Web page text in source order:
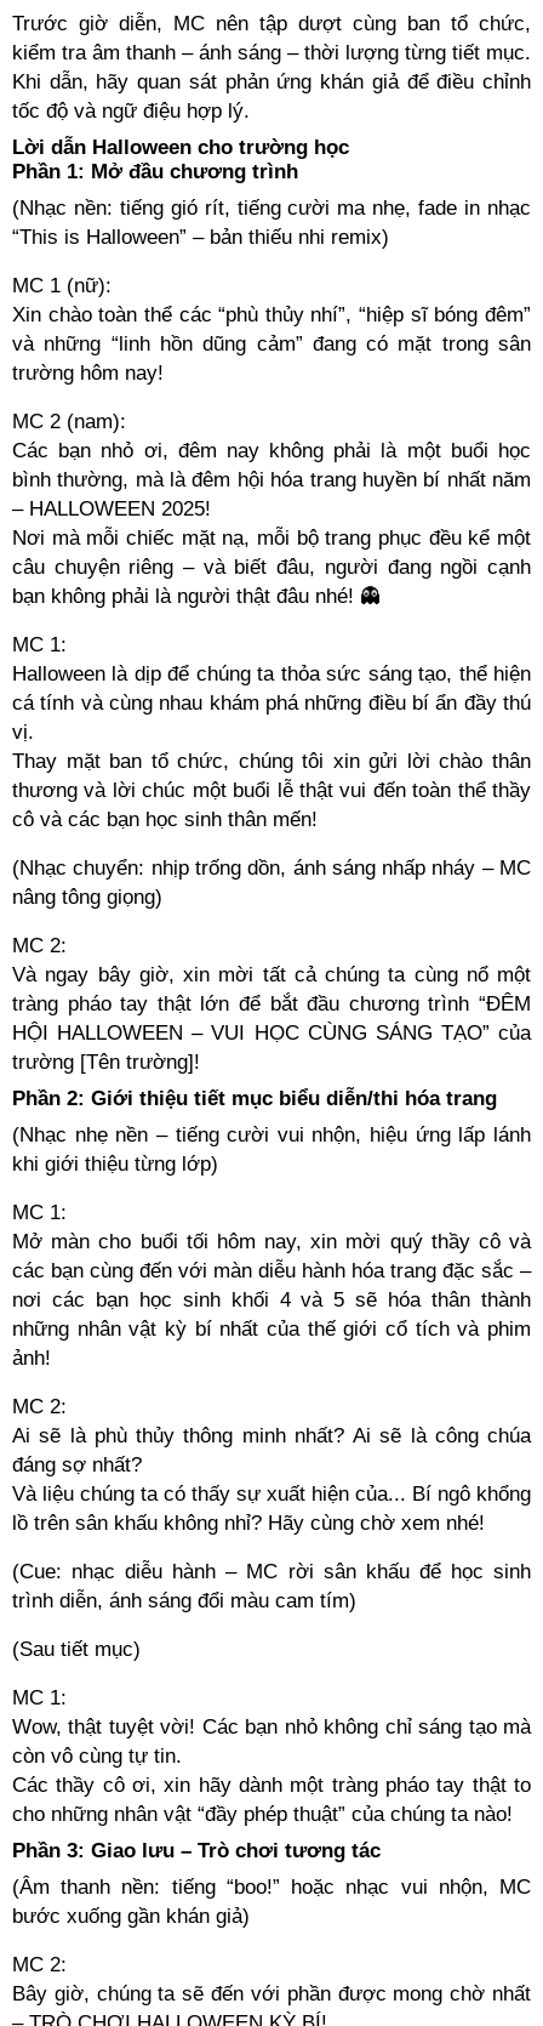
Trước giờ diễn, MC nên tập dượt cùng ban tổ chức,
kiểm tra âm thanh – ánh sáng – thời lượng từng tiết mục.
Khi dẫn, hãy quan sát phản ứng khán giả để điều chỉnh
tốc độ và ngữ điệu hợp lý.
Lời dẫn Halloween cho trường học
Phần 1: Mở đầu chương trình
(Nhạc nền: tiếng gió rít, tiếng cười ma nhẹ, fade in nhạc
“This is Halloween” – bản thiếu nhi remix)
MC 1 (nữ):
Xin chào toàn thể các “phù thủy nhí”, “hiệp sĩ bóng đêm”
và những “linh hồn dũng cảm” đang có mặt trong sân
trường hôm nay!
MC 2 (nam):
Các bạn nhỏ ơi, đêm nay không phải là một buổi học
bình thường, mà là đêm hội hóa trang huyền bí nhất năm
– HALLOWEEN 2025!
Nơi mà mỗi chiếc mặt nạ, mỗi bộ trang phục đều kể một
câu chuyện riêng – và biết đâu, người đang ngồi cạnh
bạn không phải là người thật đâu nhé! 👻
MC 1:
Halloween là dịp để chúng ta thỏa sức sáng tạo, thể hiện
cá tính và cùng nhau khám phá những điều bí ẩn đầy thú
vị.
Thay mặt ban tổ chức, chúng tôi xin gửi lời chào thân
thương và lời chúc một buổi lễ thật vui đến toàn thể thầy
cô và các bạn học sinh thân mến!
(Nhạc chuyển: nhịp trống dồn, ánh sáng nhấp nháy – MC
nâng tông giọng)
MC 2:
Và ngay bây giờ, xin mời tất cả chúng ta cùng nổ một
tràng pháo tay thật lớn để bắt đầu chương trình “ĐÊM
HỘI HALLOWEEN – VUI HỌC CÙNG SÁNG TẠO” của
trường [Tên trường]!
Phần 2: Giới thiệu tiết mục biểu diễn/thi hóa trang
(Nhạc nhẹ nền – tiếng cười vui nhộn, hiệu ứng lấp lánh
khi giới thiệu từng lớp)
MC 1:
Mở màn cho buổi tối hôm nay, xin mời quý thầy cô và
các bạn cùng đến với màn diễu hành hóa trang đặc sắc –
nơi các bạn học sinh khối 4 và 5 sẽ hóa thân thành
những nhân vật kỳ bí nhất của thế giới cổ tích và phim
ảnh!
MC 2:
Ai sẽ là phù thủy thông minh nhất? Ai sẽ là công chúa
đáng sợ nhất?
Và liệu chúng ta có thấy sự xuất hiện của... Bí ngô khổng
lồ trên sân khấu không nhỉ? Hãy cùng chờ xem nhé!
(Cue: nhạc diễu hành – MC rời sân khấu để học sinh
trình diễn, ánh sáng đổi màu cam tím)
(Sau tiết mục)
MC 1:
Wow, thật tuyệt vời! Các bạn nhỏ không chỉ sáng tạo mà
còn vô cùng tự tin.
Các thầy cô ơi, xin hãy dành một tràng pháo tay thật to
cho những nhân vật “đầy phép thuật” của chúng ta nào!
Phần 3: Giao lưu – Trò chơi tương tác
(Âm thanh nền: tiếng “boo!” hoặc nhạc vui nhộn, MC
bước xuống gần khán giả)
MC 2:
Bây giờ, chúng ta sẽ đến với phần được mong chờ nhất